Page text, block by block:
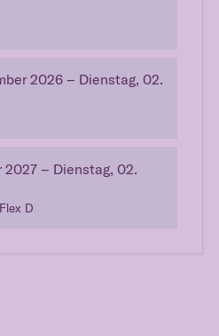
2026 – Dienstag, 02.
2027 – Dienstag, 02.
D